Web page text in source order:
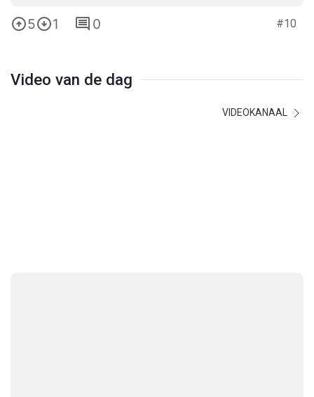
5 1 0 #10
Video van de dag
VIDEOKANAAL